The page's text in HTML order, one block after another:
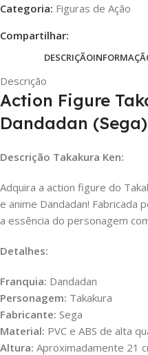
Categoria: Figuras de Ação
Compartilhar:
DESCRIÇÃO
Descrição
Action Figure
Dandadan
Descrição Takakura Ken:
Adquira a action figure do
e anime Dandadan! Fabricada
a essência do personagem
Detalhes:
Franquia: Dandadan
Personagem: Takakura
Fabricante: Sega
Material: PVC e ABS de alta
Altura: Aproximadamente 21